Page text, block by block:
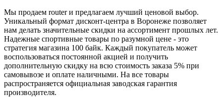
Мы продаем router и предлагаем лучший ценовой выбор.
Уникальный формат дисконт-центра в Воронеже позволяет
нам делать значительные скидки на ассортимент прошлых лет.
Надежные спортивные товары по разумной цене - это
стратегия магазина 100 байк. Каждый покупатель может
воспользоваться постоянной акцией и получить
дополнительную скидку на всю стоимость заказа 5% при
самовывозе и оплате наличными. На все товары
распространяется официальная заводская гарантия
производителя.